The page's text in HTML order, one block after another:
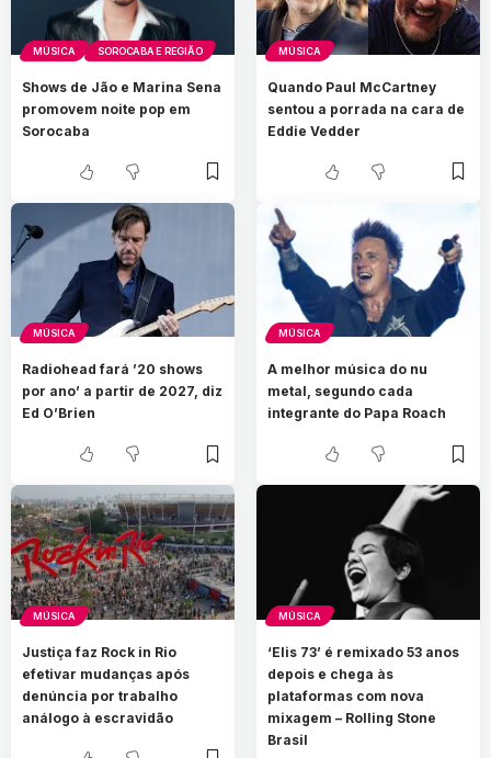
MÚSICA SOROCABA E REGIÃO
Shows de Jão e Marina Sena
promovem noite pop em
Sorocaba
MÚSICA
Quando Paul McCartney
sentou a porrada na cara de
Eddie Vedder
MÚSICA
Radiohead fará ’20 shows
por ano’ a partir de 2027, diz
Ed O’Brien
MÚSICA
A melhor música do nu
metal, segundo cada
integrante do Papa Roach
MÚSICA
Justiça faz Rock in Rio
efetivar mudanças após
denúncia por trabalho
análogo à escravidão
MÚSICA
‘Elis 73’ é remixado 53 anos
depois e chega às
plataformas com nova
mixagem – Rolling Stone
Brasil